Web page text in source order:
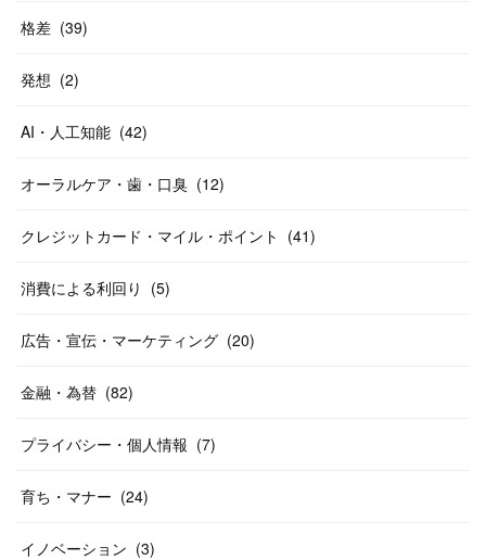
格差 (39)
発想 (2)
AI・人工知能 (42)
オーラルケア・歯・口臭 (12)
クレジットカード・マイル・ポイント (41)
消費による利回り (5)
広告・宣伝・マーケティング (20)
金融・為替 (82)
プライバシー・個人情報 (7)
育ち・マナー (24)
イノベーション (3)